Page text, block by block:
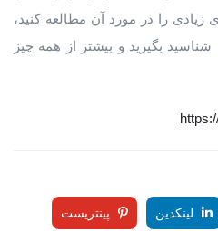
را در مورد آن مطالعه کنید،
بگیرید و بیشتر از همه چیز
لینکدین پینتریست